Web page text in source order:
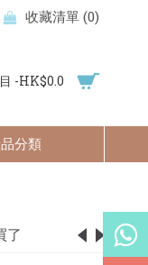
收藏清單 (0)
-HK$0.0
分類
了